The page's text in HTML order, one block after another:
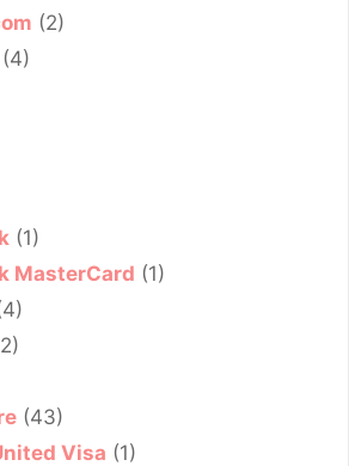
(2)
(4)
(1)
MasterCard (1)
(43)
Visa (1)